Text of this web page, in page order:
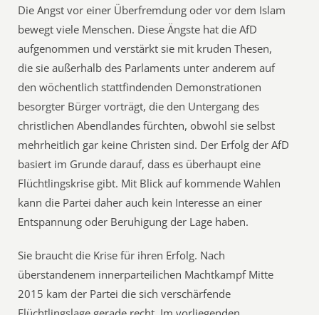
Die Angst vor einer Überfremdung oder vor dem Islam
bewegt viele Menschen. Diese Ängste hat die AfD
aufgenommen und verstärkt sie mit kruden Thesen,
die sie außerhalb des Parlaments unter anderem auf
den wöchentlich stattfindenden Demonstrationen
besorgter Bürger vorträgt, die den Untergang des
christlichen Abendlandes fürchten, obwohl sie selbst
mehrheitlich gar keine Christen sind. Der Erfolg der AfD
basiert im Grunde darauf, dass es überhaupt eine
Flüchtlingskrise gibt. Mit Blick auf kommende Wahlen
kann die Partei daher auch kein Interesse an einer
Entspannung oder Beruhigung der Lage haben.
Sie braucht die Krise für ihren Erfolg. Nach
überstandenem innerparteilichen Machtkampf Mitte
2015 kam der Partei die sich verschärfende